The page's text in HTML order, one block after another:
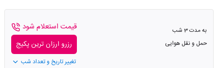
به مدت 3 شب
حمل و نقل هوایی
قیمت استعلام شود
رزرو ارزان ترین پکیج
تغییر تاریخ و تعداد شب